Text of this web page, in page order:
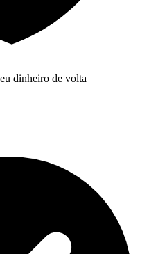
dinheiro de volta